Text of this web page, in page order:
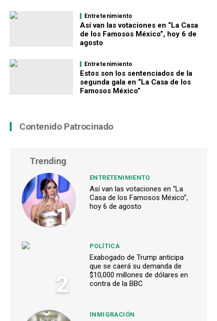
Entretenimiento
Así van las votaciones en “La Casa
de los Famosos México”, hoy 6 de
agosto
Entretenimiento
Estos son los sentenciados de la
segunda gala en “La Casa de los
Famosos México”
Contenido Patrocinado
Trending
1
ENTRETENIMIENTO
Así van las votaciones en “La
Casa de los Famosos México”,
hoy 6 de agosto
2
POLÍTICA
Exabogado de Trump anticipa
que se caerá su demanda de
$10,000 millones de dólares en
contra de la BBC
INMIGRACIÓN